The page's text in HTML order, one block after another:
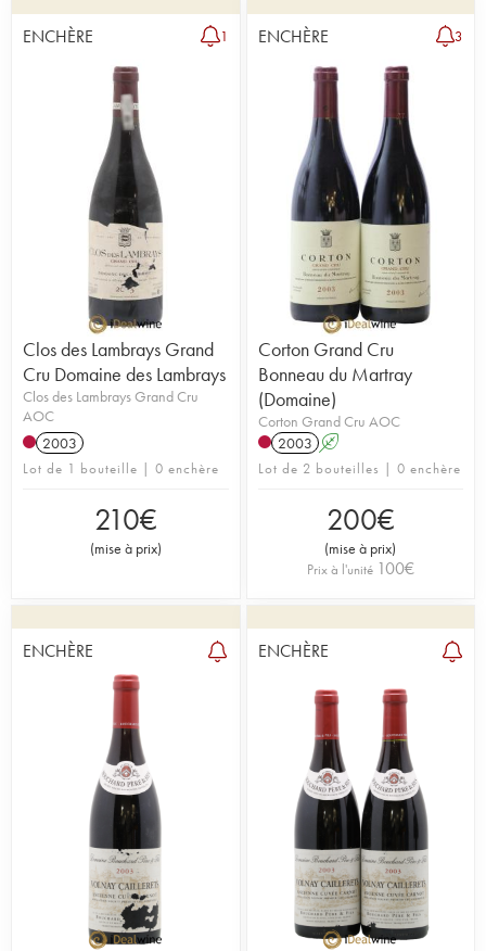
ENCHÈRE 1
Clos des Lambrays Grand
Cru Domaine des Lambrays
Clos des Lambrays Grand Cru
AOC
2003
Lot de 1 bouteille | 0 enchère
210€
(mise à prix)
ENCHÈRE 3
Corton Grand Cru
Bonneau du Martray
(Domaine)
Corton Grand Cru AOC
2003 A
Lot de 2 bouteilles | 0 enchère
200€
(mise à prix)
Prix à l'unité 100€
ENCHÈRE ENCHÈRE